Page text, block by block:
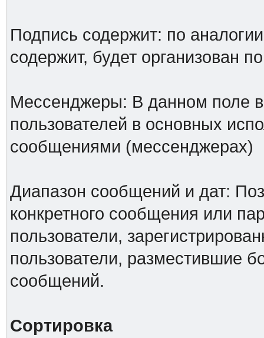
Подпись содержит: по
содержит, будет организован
Мессенджеры: В данном поле
пользователей в основных
сообщениями (мессенджерах)
Диапазон сообщений и дат:
конкретного сообщения или
пользователи,
пользователи, разместившие
сообщений.
Сортировка